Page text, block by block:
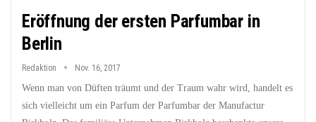
Eröffnung der ersten Parfumbar in
Berlin
Redaktion Nov. 16, 2017
Wenn man von Düften träumt und der Traum wahr wird, handelt es
sich vielleicht um ein Parfum der Parfumbar der Manufactur